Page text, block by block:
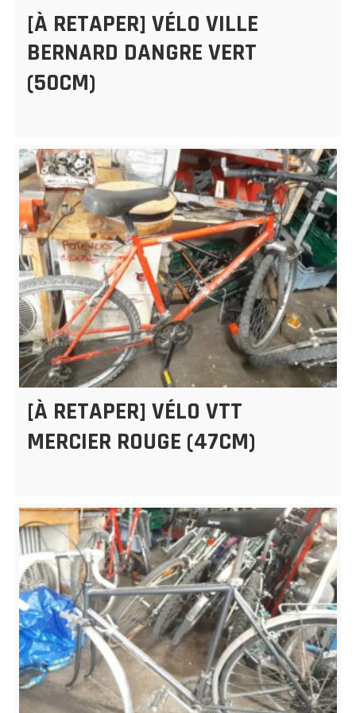
[À RETAPER] VÉLO VILLE
BERNARD DANGRE VERT
(50CM)
[À RETAPER] VÉLO VTT
MERCIER ROUGE (47CM)